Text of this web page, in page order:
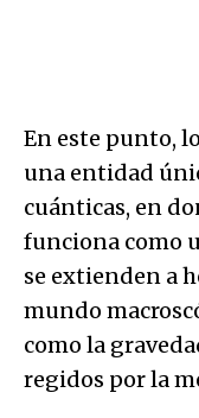
En este punto,
una entidad
cuánticas, en
funciona como
se extienden a
mundo
como la
regidos por la